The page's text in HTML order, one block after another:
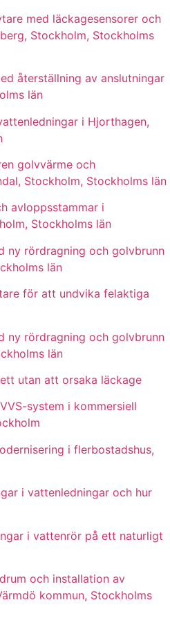
med läckagesensorer och
Stockholm, Stockholms
återställning av anslutningar
län
i Hjorthagen,
golvvärme och
Stockholm, Stockholms län
avloppsstammar i
Stockholms län
ny rördragning och golvbrunn
län
för att undvika felaktiga
ny rördragning och golvbrunn
län
utan att orsaka läckage
system i kommersiell
i flerbostadshus,
i vattenledningar och hur
i vattenrör på ett naturligt
och installation av
kommun, Stockholms